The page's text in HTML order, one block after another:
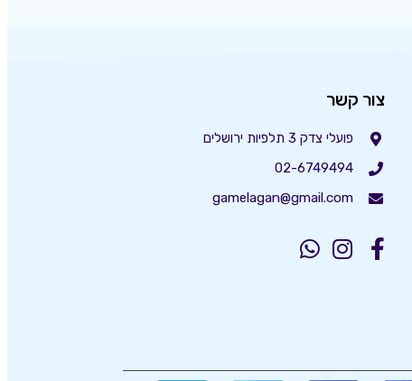
צור קשר
פועלי צדק 3 תלפיות ירושלים
02-6749494
gamelagan@gmail.com